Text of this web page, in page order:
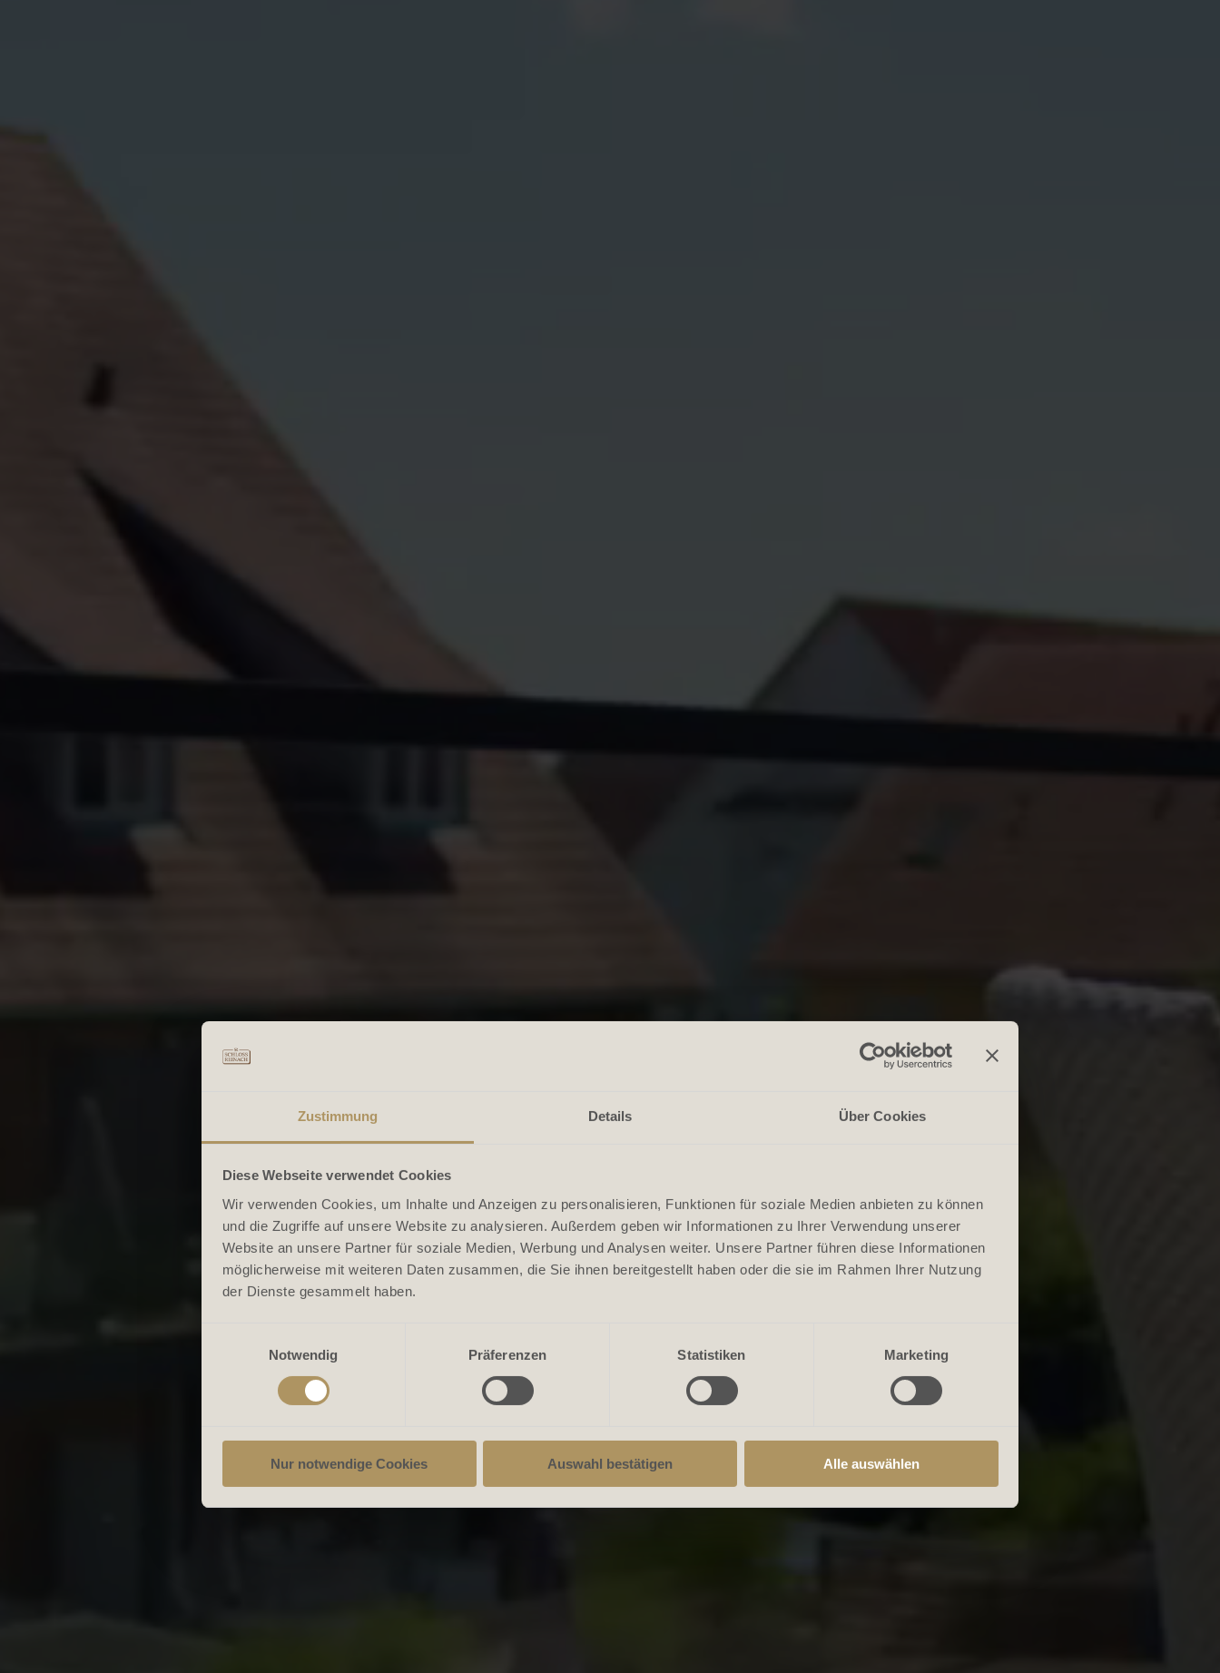
Zustimmung Details Über Cookies
Diese Webseite verwendet Cookies
Wir verwenden Cookies, um Inhalte und Anzeigen zu personalisieren, Funktionen für soziale Medien anbieten zu können
und die Zugriffe auf unsere Website zu analysieren. Außerdem geben wir Informationen zu Ihrer Verwendung unserer
Website an unsere Partner für soziale Medien, Werbung und Analysen weiter. Unsere Partner führen diese Informationen
möglicherweise mit weiteren Daten zusammen, die Sie ihnen bereitgestellt haben oder die sie im Rahmen Ihrer Nutzung
der Dienste gesammelt haben.
Notwendig
Präferenzen Statistiken Marketing
Nur notwendige Cookies Auswahl bestätigen Alle auswählen